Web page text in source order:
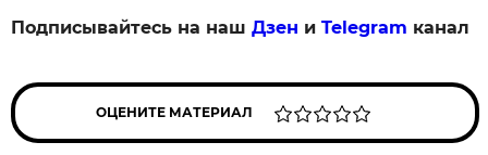
Подписывайтесь на нашДзен иTelegram канал
ОЦЕНИТЕ МАТЕРИАЛ